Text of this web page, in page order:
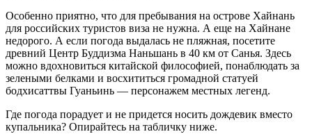
Особенно приятно, что для пребывания на острове Хайнань
для российских туристов виза не нужна. А еще на Хайнане
недорого. А если погода выдалась не пляжная, посетите
древний Центр Буддизма Наньшань в 40 км от Санья. Здесь
можно вдохновиться китайской философией, понаблюдать за
зелеными белками и восхититься громадной статуей
бодхисаттвы Гуаньинь — персонажем местных легенд.
Где погода порадует и не придется носить дождевик вместо
купальника? Опирайтесь на табличку ниже.